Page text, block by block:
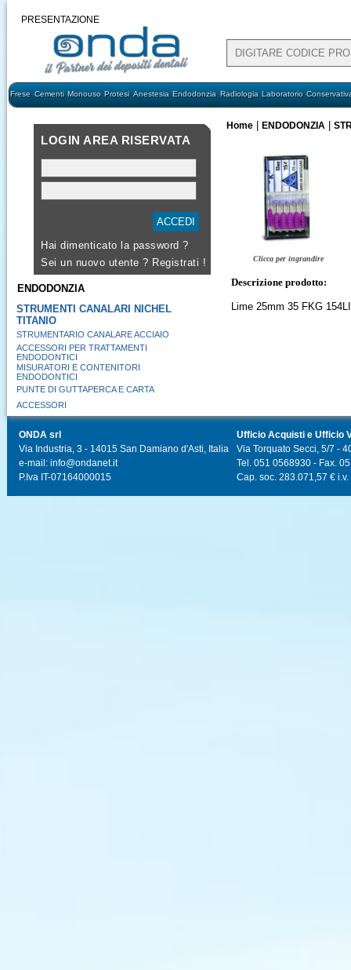
PRESENTAZIONE
Frese Cementi Monouso Protesi Anestesia Endodonzia Radiologia Laboratorio
LOGIN AREA RISERVATA
Hai dimenticato la password ?
Sei un nuovo utente ? Registrati !
ENDODONZIA
STRUMENTI CANALARI NICHEL
TITANIO
STRUMENTARIO CANALARE ACCIAIO
ACCESSORI PER TRATTAMENTI
ENDODONTICI
MISURATORI E CONTENITORI
ENDODONTICI
PUNTE DI GUTTAPERCA E CARTA
ACCESSORI
Home ENDODONZIA
Clicca per ingrandire
Descrizione prodotto:
Lime 25mm 35 FKG
ONDA srl
Via Industria, 3 - 14015 San Damiano d'Asti, Italia
e-mail: info@ondanet.it
P.Iva IT-07164000015
Ufficio Acquisti e Ufficio
Via Torquato Secci, 5/7 -
Tel. 051 0568930 - Fax.
Cap. soc. 283.071,57 € i.v.